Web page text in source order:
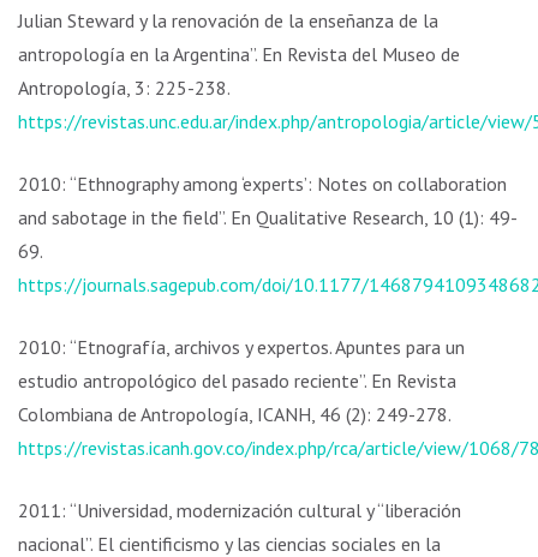
Julian Steward y la renovación de la enseñanza de la
antropología en la Argentina”. En Revista del Museo de
Antropología, 3: 225-238.
https://revistas.unc.edu.ar/index.php/antropologia/article/
2010: “Ethnography among ‘experts’: Notes on collaboration
and sabotage in the field”. En Qualitative Research, 10 (1): 49-
69.
https://journals.sagepub.com/doi/10.1177/
2010: “Etnografía, archivos y expertos. Apuntes para un
estudio antropológico del pasado reciente”. En Revista
Colombiana de Antropología, ICANH, 46 (2): 249-278.
https://revistas.icanh.gov.co/index.php/rca/article/view/1068/
2011: “Universidad, modernización cultural y “liberación
nacional”. El cientificismo y las ciencias sociales en la